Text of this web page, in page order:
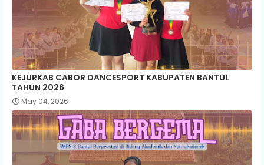
KEJURKAB CABOR DANCESPORT KABUPATEN BANTUL
TAHUN 2026
May 04, 2026